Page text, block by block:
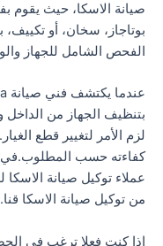
صيانة الاسكا، حيث يقوم
بوتاجاز، سخان، أو تكييف،
الفحص الشامل للجهاز
بتنظيف الجهاز من الداخل
لزم الأمر لتغيير قطع
كفاءته حسب المطلوب.في
عملاء توكيل صيانة
من توكيل صيانة الاسكا قنا.
إذا كنت فعلا ترغب في